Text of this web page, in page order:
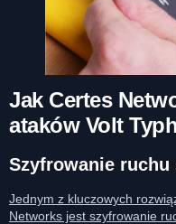
Jak Certes
ataków Volt
Szyfrowanie ruchu
Jednym z kluczowych
Networks jest szyfrowanie